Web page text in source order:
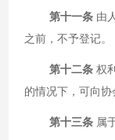
第十一条 由
之前，不予登记。
第十二条 权
的情况下，可向协
第十三条 属